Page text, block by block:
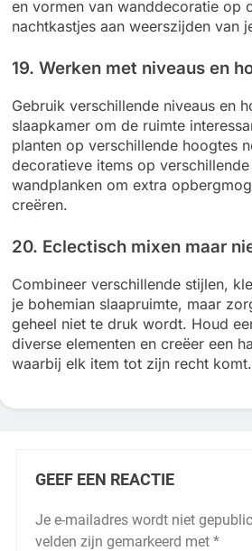
en vormen van wanddecoratie op
nachtkastjes aan weerszijden van
19. Werken met niveaus en
Gebruik verschillende niveaus en
slaapkamer om de ruimte
planten op verschillende hoogtes
decoratieve items op
wandplanken om extra
creëren.
20. Eclectisch mixen maar
Combineer verschillende stijlen,
je bohemian slaapruimte, maar
geheel niet te druk wordt. Houd
diverse elementen en creëer een
waarbij elk item tot zijn recht komt.
GEEF EEN REACTIE
Je e-mailadres wordt niet
velden zijn gemarkeerd met *